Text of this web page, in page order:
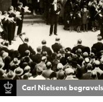
Carl Nielsens